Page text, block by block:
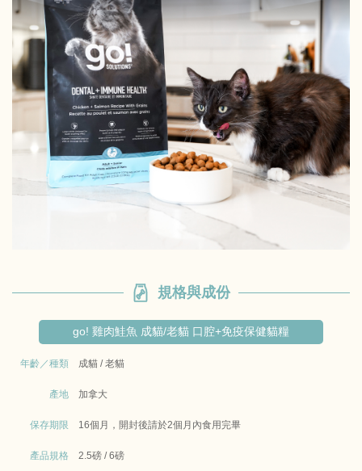
規格與成份
go! 雞肉鮭魚 成貓/老貓 口腔+免疫保健貓糧
年齡／種類 成貓 / 老貓
產地 加拿大
保存期限 16個月，開封後請於2個月內食用完畢
產品規格 2.5磅 / 6磅